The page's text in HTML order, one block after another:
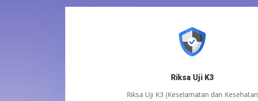
Riksa Uji K3
Riksa Uji K3 (Keselamatan dan Kesehatan